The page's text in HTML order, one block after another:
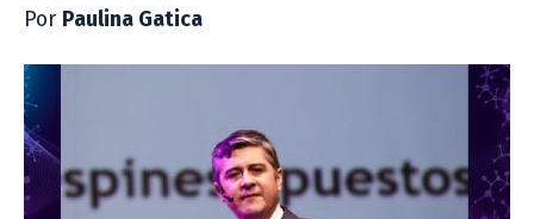
Por Paulina Gatica